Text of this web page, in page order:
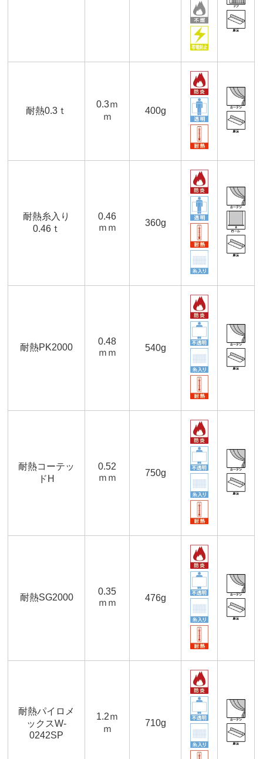
耐熱0.3ｔ
0.3ｍ
ｍ
400g
耐熱糸入り
0.46ｔ
0.46
ｍｍ
360g
耐熱PK2000
0.48
ｍｍ
540g
耐熱コーテッ
ドH
0.52
ｍｍ
750g
耐熱SG2000
0.35
ｍｍ
476g
耐熱パイロメ
ックスW-
0242SP
1.2ｍ
ｍ
710g